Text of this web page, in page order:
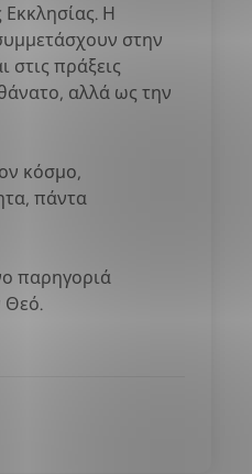
Εκκλησίας. Η
στην
στις πράξεις
αλλά ως την
κόσμο,
πάντα
παρηγοριά
Θεό.